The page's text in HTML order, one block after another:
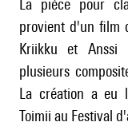
La pièce pour
provient d'un film
Kriikku et Anssi
plusieurs
La création a eu
Toimii au Festival